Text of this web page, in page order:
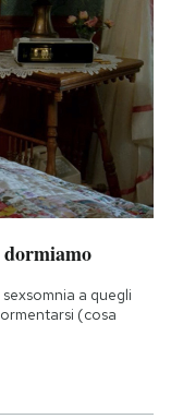
dormiamo
a quegli
(cosa